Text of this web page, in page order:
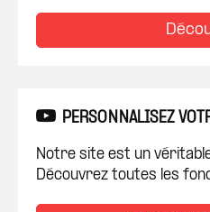
PERSONNALISEZ
Notre site est un
Découvrez toutes les